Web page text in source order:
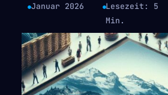
Januar 2026
Lesezeit: 5
Min.